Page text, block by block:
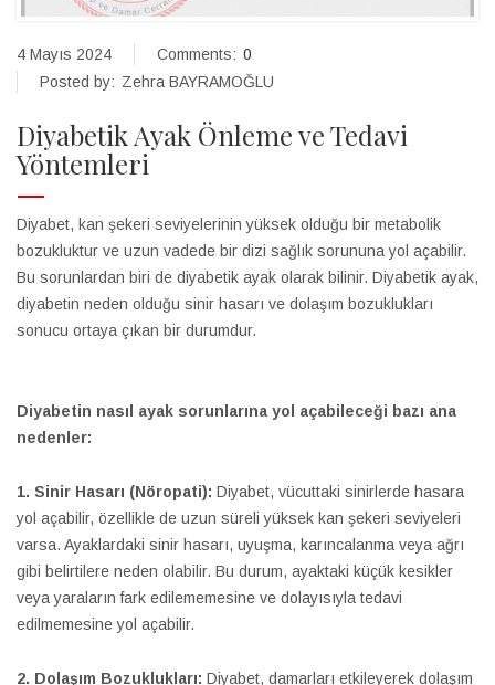
4 Mayıs 2024 Comments: 0
Posted by: Zehra BAYRAMOĞLU
Diyabetik Ayak Önleme ve Tedavi
Yöntemleri
Diyabet, kan şekeri seviyelerinin yüksek olduğu bir metabolik
bozukluktur ve uzun vadede bir dizi sağlık sorununa yol açabilir.
Bu sorunlardan biri de diyabetik ayak olarak bilinir. Diyabetik ayak,
diyabetin neden olduğu sinir hasarı ve dolaşım bozuklukları
sonucu ortaya çıkan bir durumdur.
Diyabetin nasıl ayak sorunlarına yol açabileceği bazı ana
nedenler:
1. Sinir Hasarı (Nöropati): Diyabet, vücuttaki sinirlerde hasara
yol açabilir, özellikle de uzun süreli yüksek kan şekeri seviyeleri
varsa. Ayaklardaki sinir hasarı, uyuşma, karıncalanma veya ağrı
gibi belirtilere neden olabilir. Bu durum, ayaktaki küçük kesikler
veya yaraların fark edilememesine ve dolayısıyla tedavi
edilmemesine yol açabilir.
2. Dolaşım Bozuklukları: Diyabet, damarları etkileyerek dolaşım